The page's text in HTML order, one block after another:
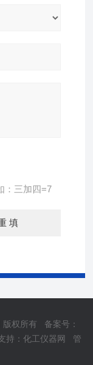
：三加四=7
版权所有 备案号：
持：化工仪器网
管